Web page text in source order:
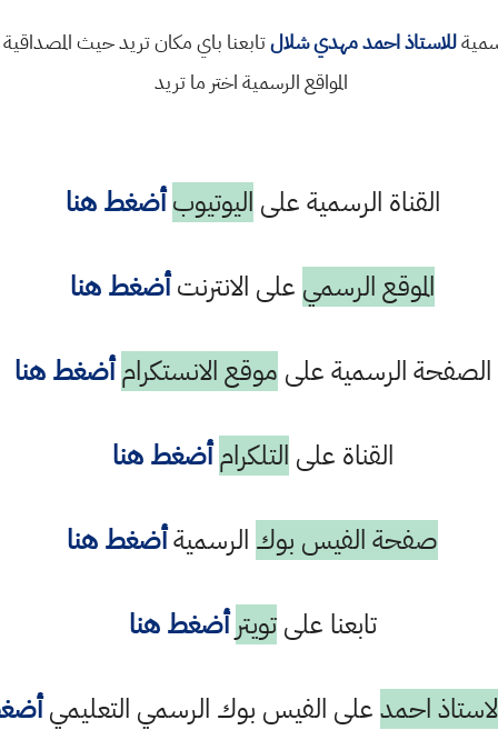
للاستاذ احمد مهدي شلالتابعنا باي مكان تريد حيث
المواقع الرسمية اختر ما تريد
القناة الرسمية على اليوتيوب أضغط هنا
الموقع الرسمي على الانترنتأضغط هنا
الصفحة الرسمية على موقع الانستكرام أضغط هنا
القناة على التلكرام أضغط هنا
صفحة الفيس بوك الرسميةأضغط هنا
تابعنا علىتويتر أضغط هنا
احمدعلى الفيس بوك الرسمي التعليمي